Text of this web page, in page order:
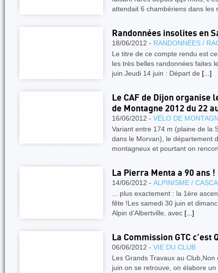
attendait 6 chambériens dans les
Randonnées insolites en
18/06/2012 - RANDONNÉES /
Le titre de ce compte rendu est
les très belles randonnées faites
juin.Jeudi 14 juin : Départ de [...]
Le CAF de Dijon organise
de Montagne 2012 du 22
16/06/2012 - VÉLO DE
Variant entre 174 m (plaine de la
dans le Morvan), le département
montagneux et pourtant on
La Pierra Menta a 90 ans !
14/06/2012 - ALPINISME /
... plus exactement : la 1ère
fête !Les samedi 30 juin et
Alpin d’Albertville, avec [...]
La Commission GTC c’est
06/06/2012 - VIE DU CLUB
Les Grands Travaux au Club,Non
juin on se retrouve, on élabore